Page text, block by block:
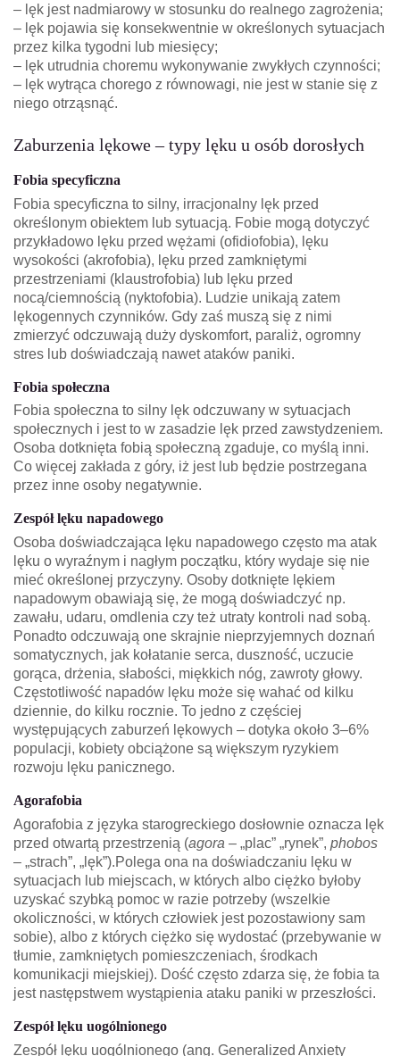
– lęk jest nadmiarowy w stosunku do realnego zagrożenia;
– lęk pojawia się konsekwentnie w określonych sytuacjach
przez kilka tygodni lub miesięcy;
– lęk utrudnia choremu wykonywanie zwykłych czynności;
– lęk wytrąca chorego z równowagi, nie jest w stanie się z
niego otrząsnąć.
Zaburzenia lękowe – typy lęku u osób dorosłych
Fobia specyficzna
Fobia specyficzna to silny, irracjonalny lęk przed
określonym obiektem lub sytuacją. Fobie mogą dotyczyć
przykładowo lęku przed wężami (ofidiofobia), lęku
wysokości (akrofobia), lęku przed zamkniętymi
przestrzeniami (klaustrofobia) lub lęku przed
nocą/ciemnością (nyktofobia). Ludzie unikają zatem
lękogennych czynników. Gdy zaś muszą się z nimi
zmierzyć odczuwają duży dyskomfort, paraliż, ogromny
stres lub doświadczają nawet ataków paniki.
Fobia społeczna
Fobia społeczna to silny lęk odczuwany w sytuacjach
społecznych i jest to w zasadzie lęk przed zawstydzeniem.
Osoba dotknięta fobią społeczną zgaduje, co myślą inni.
Co więcej zakłada z góry, iż jest lub będzie postrzegana
przez inne osoby negatywnie.
Zespół lęku napadowego
Osoba doświadczająca lęku napadowego często ma atak
lęku o wyraźnym i nagłym początku, który wydaje się nie
mieć określonej przyczyny. Osoby dotknięte lękiem
napadowym obawiają się, że mogą doświadczyć np.
zawału, udaru, omdlenia czy też utraty kontroli nad sobą.
Ponadto odczuwają one skrajnie nieprzyjemnych doznań
somatycznych, jak kołatanie serca, duszność, uczucie
gorąca, drżenia, słabości, miękkich nóg, zawroty głowy.
Częstotliwość napadów lęku może się wahać od kilku
dziennie, do kilku rocznie. To jedno z częściej
występujących zaburzeń lękowych – dotyka około 3–6%
populacji, kobiety obciążone są większym ryzykiem
rozwoju lęku panicznego.
Agorafobia
Agorafobia z języka starogreckiego dosłownie oznacza lęk
przed otwartą przestrzenią (agora – „plac” „rynek”, phobos
– „strach”, „lęk”).Polega ona na doświadczaniu lęku w
sytuacjach lub miejscach, w których albo ciężko byłoby
uzyskać szybką pomoc w razie potrzeby (wszelkie
okoliczności, w których człowiek jest pozostawiony sam
sobie), albo z których ciężko się wydostać (przebywanie w
tłumie, zamkniętych pomieszczeniach, środkach
komunikacji miejskiej). Dość często zdarza się, że fobia ta
jest następstwem wystąpienia ataku paniki w przeszłości.
Zespół lęku uogólnionego
Zespół lęku uogólnionego (ang. Generalized Anxiety